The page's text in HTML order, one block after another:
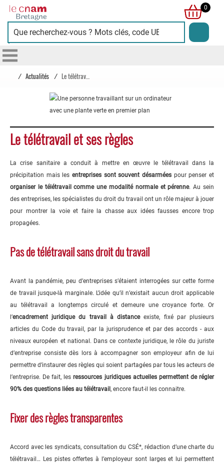
Cnam
Bretagne
0
/ Actualités /
Le télétravail et ses règles
La crise sanitaire a conduit à mettre en œuvre le télétravail dans la
précipitation mais les entreprises sont souvent désarmées pour penser et
organiser le télétravail comme une modalité normale et pérenne. Au sein
des entreprises, les spécialistes du droit du travail ont un rôle majeur à jouer
pour montrer la voie et faire la chasse aux idées fausses encore trop
propagées.
Pas de télétravail sans droit du travail
Avant la pandémie, peu d’entreprises s’étaient interrogées sur cette forme
de travail jusque-là marginale. L’idée qu’il n’existait aucun droit applicable
au télétravail a longtemps circulé et demeure une croyance forte. Or
l’encadrement juridique du travail à distanceexiste, fixé par plusieurs
articles du Code du travail, par la jurisprudence et par des accords - aux
niveaux européen et national. Dans ce contexte juridique, le rôle du juriste
d’entreprise consiste dès lors à accompagner son employeur afin de lui
permettre d’instaurer des règles qui soient partagées par tous les acteurs de
l’entreprise. De fait, lesressources juridiques actuelles permettent de régler
90% des questions liées au télétravail , encore faut-il les connaitre.
Fixer des règles transparentes
Accord avec les syndicats, consultation du CSÉ*, rédaction d’une charte du
télétravail… Les pistes offertes à l’employeur sont larges et lui permettent